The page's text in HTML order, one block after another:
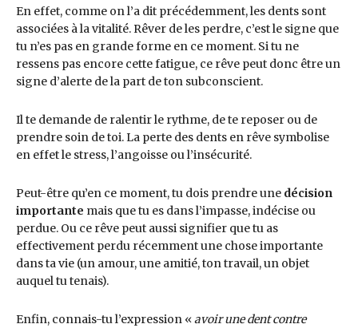
En effet, comme on l’a dit précédemment, les dents sont
associées à la vitalité. Rêver de les perdre, c’est le signe que
tu n’es pas en grande forme en ce moment. Si tu ne
ressens pas encore cette fatigue, ce rêve peut donc être un
signe d’alerte de la part de ton subconscient.
Il te demande de ralentir le rythme, de te reposer ou de
prendre soin de toi. La perte des dents en rêve symbolise
en effet le stress, l’angoisse ou l’insécurité.
Peut-être qu’en ce moment, tu dois prendre une décision
importante mais que tu es dans l’impasse, indécise ou
perdue. Ou ce rêve peut aussi signifier que tu as
effectivement perdu récemment une chose importante
dans ta vie (un amour, une amitié, ton travail, un objet
auquel tu tenais).
Enfin, connais-tu l’expression «avoir une dent contre